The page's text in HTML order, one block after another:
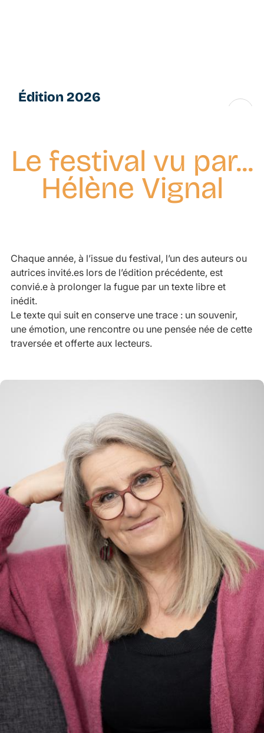
u
g
Édition 2026
Le festival vu par...
Hélène Vignal
Chaque année, à l’issue du festival, l’un des auteurs ou
autrices invité.es lors de l’édition précédente, est
convié.e à prolonger la fugue par un texte libre et
inédit.
Le texte qui suit en conserve une trace : un souvenir,
une émotion, une rencontre ou une pensée née de cette
traversée et offerte aux lecteurs.